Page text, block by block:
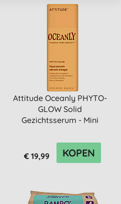
Attitude Oceanly PHYTO-
GLOW Solid
Gezichtsserum - Mini
€ 19,99 KOPEN